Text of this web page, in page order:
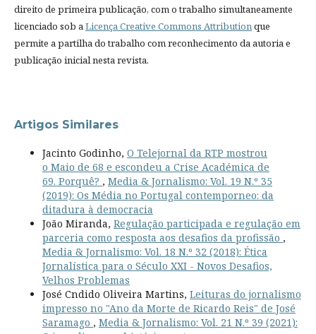
direito de primeira publicação, com o trabalho simultaneamente
licenciado sob aLicença Creative Commons Attributionque
permite a partilha do trabalho com reconhecimento da autoria e
publicação inicial nesta revista.
Artigos Similares
Jacinto Godinho, O Telejornal da RTP mostrou
o Maio de 68 e escondeu a Crise Académica de
69. Porquê? , Media & Jornalismo: Vol. 19 N.º 35
(2019): Os Média no Portugal contemporneo: da
ditadura à democracia
João Miranda, Regulação participada e regulação em
parceria como resposta aos desafios da profissão ,
Media & Jornalismo: Vol. 18 N.º 32 (2018): Ética
Jornalística para o Século XXI - Novos Desafios,
Velhos Problemas
José Cndido Oliveira Martins, Leituras do jornalismo
impresso no "Ano da Morte de Ricardo Reis" de José
Saramago , Media & Jornalismo: Vol. 21 N.º 39 (2021):